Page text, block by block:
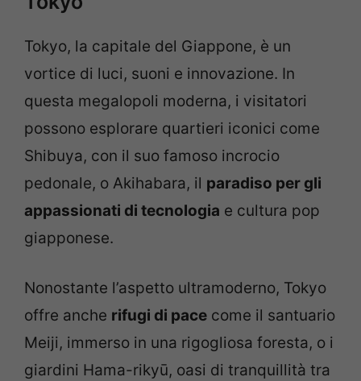
Tokyo, la capitale del Giappone, è un
vortice di luci, suoni e innovazione. In
questa megalopoli moderna, i visitatori
possono esplorare quartieri iconici come
Shibuya, con il suo famoso incrocio
pedonale, o Akihabara, il paradiso per gli
appassionati di tecnologia e cultura pop
giapponese.
Nonostante l’aspetto ultramoderno, Tokyo
offre anche rifugi di pace come il santuario
Meiji, immerso in una rigogliosa foresta, o i
giardini Hama-rikyū, oasi di tranquillità tra